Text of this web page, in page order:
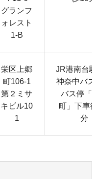
グランフ
ォレスト
1-B
栄区上郷
町106-1
第２ミサ
キビル10
1
JR港南台
神奈中バ
バス停「
町」下車
分